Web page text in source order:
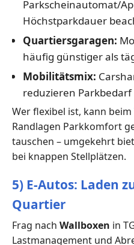
Parkscheinautomat/
Höchstparkdauer
Quartiersgaragen:
häufig günstiger als
Mobilitätsmix:
reduzieren
Wer flexibel ist, kann beim
Randlagen Parkkomfort
tauschen – umgekehrt
bei knappen Stellplätzen.
5) E-Autos: Laden
Quartier
Frag nach Wallboxen in
Lastmanagement und